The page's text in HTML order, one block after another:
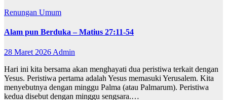
Renungan Umum
Alam pun Berduka – Matius 27:11-54
28 Maret 2026 Admin
Hari ini kita bersama akan menghayati dua peristiwa terkait dengan
Yesus. Peristiwa pertama adalah Yesus memasuki Yerusalem. Kita
menyebutnya dengan minggu Palma (atau Palmarum). Peristiwa
kedua disebut dengan minggu sengsara.…